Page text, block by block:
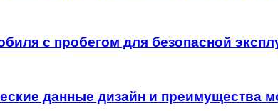
с пробегом для безопасной
данные дизайн и преимущества